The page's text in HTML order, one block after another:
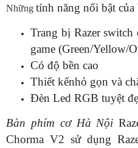
Những tính năng nổi bật
Trang bị Razer
game (Green/Yellow/
Có độ bền cao
Thiết kếnhỏ gọn và
Đèn Led RGB tuyệt
Bàn phím cơ Hà Nội
Chorma V2 sử dụng